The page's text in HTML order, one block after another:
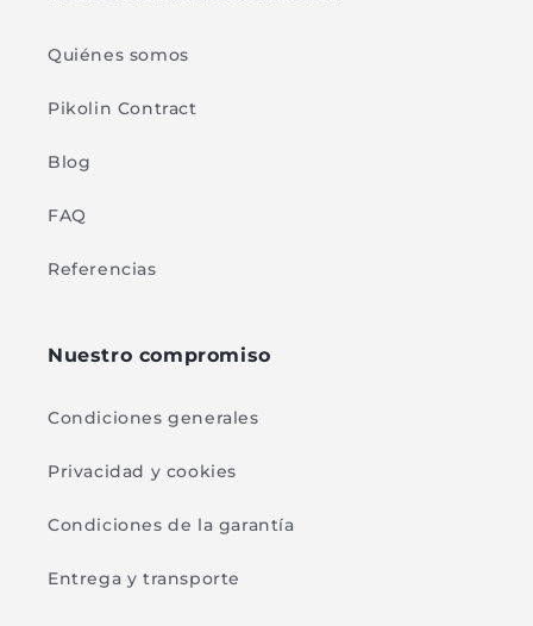
Quiénes somos
Pikolin Contract
Blog
FAQ
Referencias
Nuestro compromiso
Condiciones generales
Privacidad y cookies
Condiciones de la garantía
Entrega y transporte